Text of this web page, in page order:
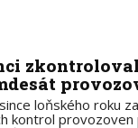
loňského roku
kontrol